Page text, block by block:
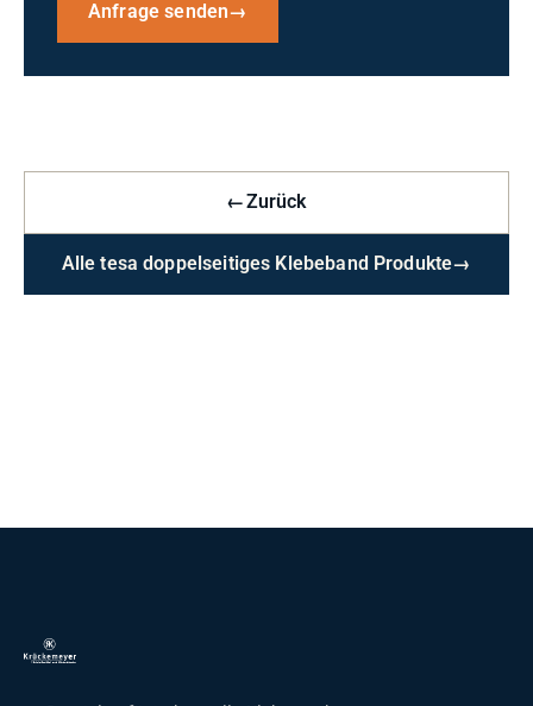
Anfrage senden→
←Zurück
Alle tesa doppelseitiges Klebeband Produkte→